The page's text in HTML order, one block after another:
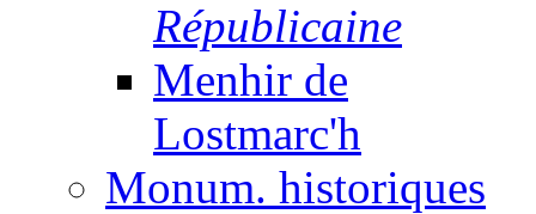
Républicaine
Menhir de
Lostmarc'h
Monum. historiques